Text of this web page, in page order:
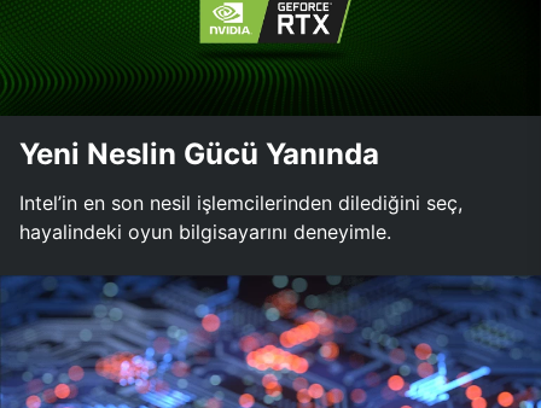
Yeni Neslin Gücü Yanında
Intel’in en son nesil işlemcilerinden dilediğini seç,
hayalindeki oyun bilgisayarını deneyimle.